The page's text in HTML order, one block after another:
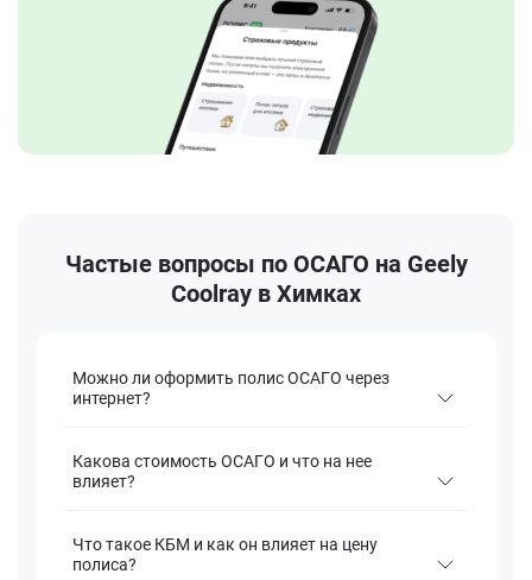
Частые вопросы по ОСАГО на Geely
Coolray в Химках
Можно ли оформить полис ОСАГО через
интернет?
Какова стоимость ОСАГО и что на нее
влияет?
Что такое КБМ и как он влияет на цену
полиса?